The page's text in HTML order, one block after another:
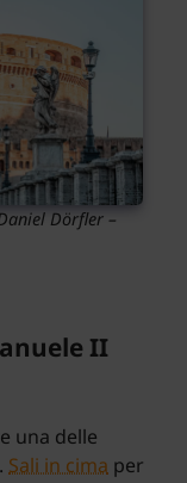
Dörfler –
II
una delle
Sali in cima per